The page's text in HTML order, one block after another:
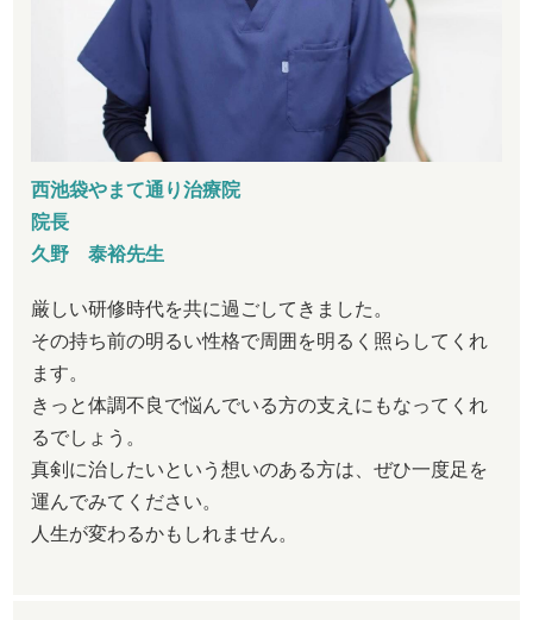
西池袋やまて通り治療院
院長
久野 泰裕先生
厳しい研修時代を共に過ごしてきました。
その持ち前の明るい性格で周囲を明るく照らしてくれ
ます。
きっと体調不良で悩んでいる方の支えにもなってくれ
るでしょう。
真剣に治したいという想いのある方は、ぜひ一度足を
運んでみてください。
人生が変わるかもしれません。